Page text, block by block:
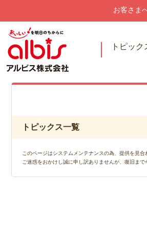
お客さま
トピック
トピックス一覧
このページはシステムメンテナンスの為、提供を見合
ご迷惑をおかけし誠に申し訳ありませんが、復旧まで